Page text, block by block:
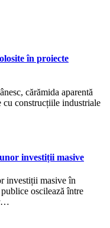
în proiecte
cărămida aparentă
cu construcțiile industriale
investiții masive
investiții masive în
oscilează între